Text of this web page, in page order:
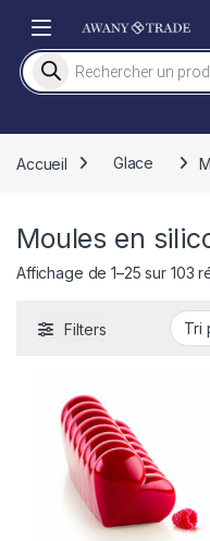
Recherche de produits
Accueil Glace
Moules en
Affichage de 1–25 sur 103
Filters